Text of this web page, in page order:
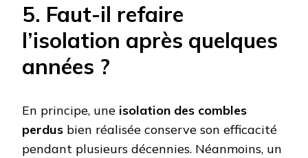
5. Faut-il refaire
l’isolation après quelques
années ?
En principe, une isolation des combles
perdus bien réalisée conserve son efficacité
pendant plusieurs décennies. Néanmoins, un